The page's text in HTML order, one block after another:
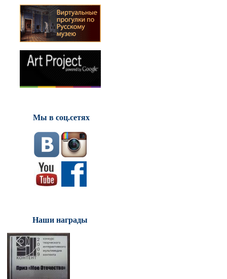
Мы в соц.сетях
Наши награды